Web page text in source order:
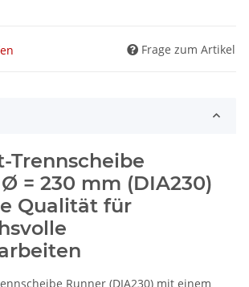
Frage zum Artikel
Trennscheibe
= 230 mm (DIA230)
Qualität für
Runner (DIA230) mit einem